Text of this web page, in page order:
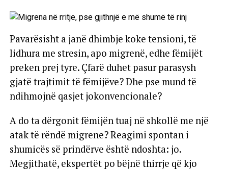
Pavarësisht a janë dhimbje koke tensioni, të
lidhura me stresin, apo migrenë, edhe fëmijët
preken prej tyre. Çfarë duhet pasur parasysh
gjatë trajtimit të fëmijëve? Dhe pse mund të
ndihmojnë qasjet jokonvencionale?
A do ta dërgonit fëmijën tuaj në shkollë me një
atak të rëndë migrene? Reagimi spontan i
shumicës së prindërve është ndoshta: jo.
Megjithatë, ekspertët po bëjnë thirrje që kjo